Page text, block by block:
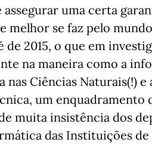
uma certa
melhor se faz pelo
2015, o que em
na maneira como a
Ciências Naturais(!) e
um enquadramento
muita insistência dos
das Instituições